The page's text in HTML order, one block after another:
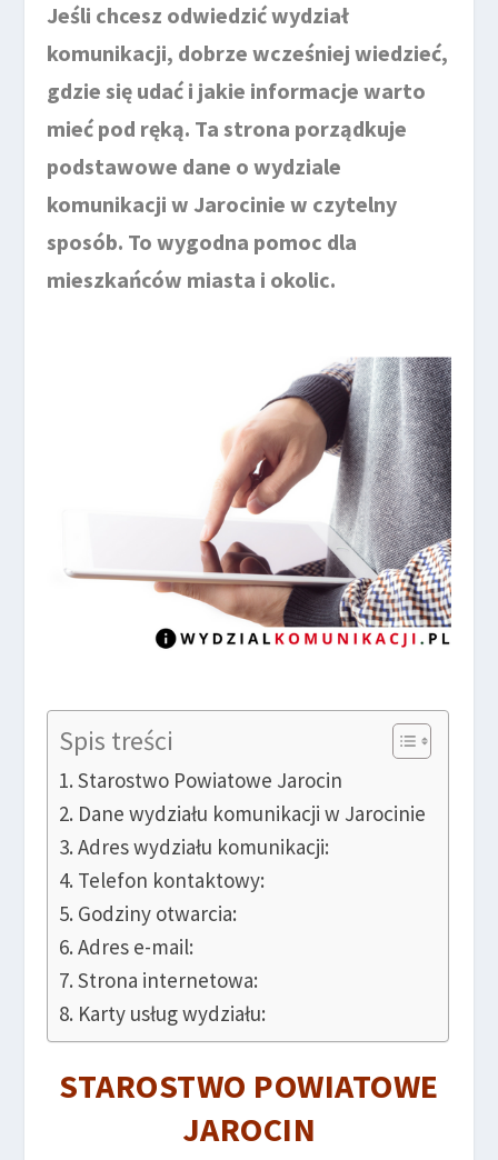
Jeśli chcesz odwiedzić wydział
komunikacji, dobrze wcześniej wiedzieć,
gdzie się udać i jakie informacje warto
mieć pod ręką. Ta strona porządkuje
podstawowe dane o wydziale
komunikacji w Jarocinie w czytelny
sposób. To wygodna pomoc dla
mieszkańców miasta i okolic.
Spis treści
Starostwo Powiatowe Jarocin
Dane wydziału komunikacji w Jarocinie
Adres wydziału komunikacji:
Telefon kontaktowy:
Godziny otwarcia:
Adres e-mail:
Strona internetowa:
Karty usług wydziału:
STAROSTWO POWIATOWE
JAROCIN